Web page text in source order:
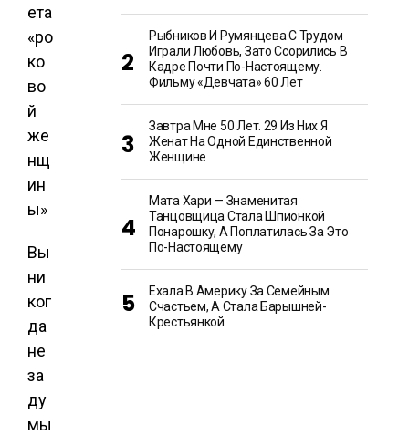
Вы
ни
ког
да
не
за
ду
мы
Рыбников И Румянцева С Трудом
Играли Любовь, Зато Ссорились В
Кадре Почти По-Настоящему.
Фильму «Девчата» 60 Лет
Завтра Мне 50 Лет. 29 Из Них Я
Женат На Одной Единственной
Женщине
Мата Хари — Знаменитая
Танцовщица Стала Шпионкой
Понарошку, А Поплатилась За Это
По-Настоящему
Ехала В Америку За Семейным
Счастьем, А Стала Барышней-
Крестьянкой